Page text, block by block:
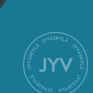
Taideapteekki
Kirjasto